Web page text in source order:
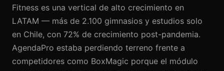
Fitness es una vertical de alto crecimiento en
LATAM — más de 2.100 gimnasios y estudios solo
en Chile, con 72% de crecimiento post-pandemia.
AgendaPro estaba perdiendo terreno frente a
competidores como BoxMagic porque el módulo